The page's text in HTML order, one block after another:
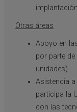
Otras áreas
Apoyo en
por parte
unidades).
Asistencia
participa la
con las